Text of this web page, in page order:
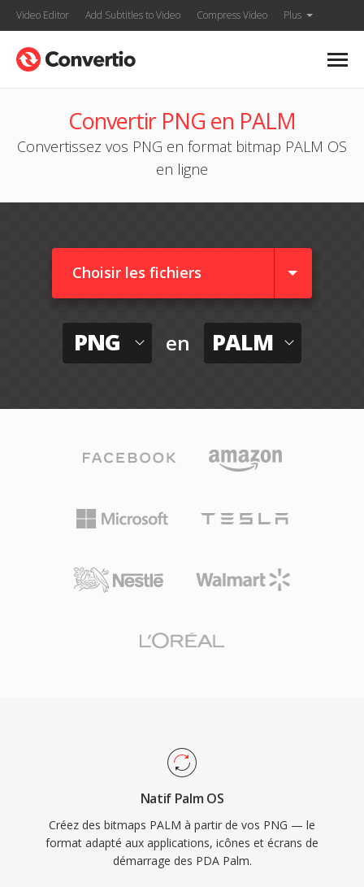
Video Editor Add Subtitles to Video Compress Video Plus
Convertir PNG en PALM
Convertissez vos PNG en format bitmap PALM OS
en ligne
Choisir les fichiers
PNG en PALM
Natif Palm OS
Créez des bitmaps PALM à partir de vos PNG — le
format adapté aux applications, icônes et écrans de
démarrage des PDA Palm.